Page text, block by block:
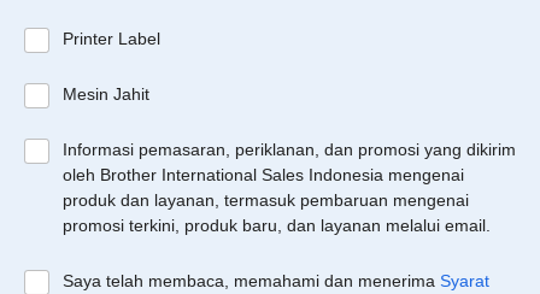
Printer Label
Mesin Jahit
Informasi pemasaran, periklanan, dan promosi yang dikirim
oleh Brother International Sales Indonesia mengenai
produk dan layanan, termasuk pembaruan mengenai
promosi terkini, produk baru, dan layanan melalui email.
Saya telah membaca, memahami dan menerima Syarat